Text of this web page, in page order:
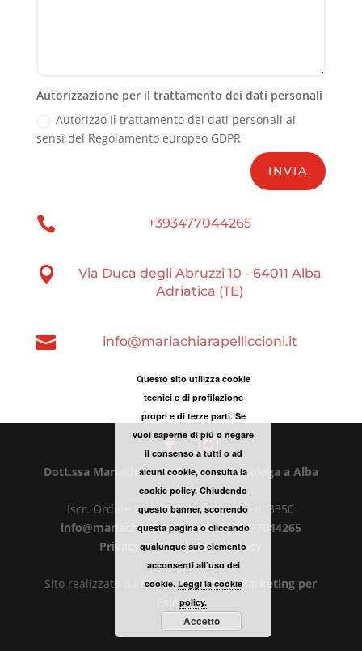
Autorizzazione per il trattamento dei dati personali
Autorizzo il trattamento dei dati personali ai
sensi del Regolamento europeo GDPR
INVIA
 +393477044265

Via Duca degli Abruzzi 10 - 64011 Alba
Adriatica (TE)
 info@mariachiarapelliccioni.it
Dott.ssa Mariachiara Pelliccioni - Psicologa a Alba
Adriatica
Iscr. Ordine Psicologi dell'Abruzzo n. 3350
info@mariachiarapelliccioni.it-3477044265
Privacy Policy-Cookie Policy
Sito realizzato da Rocco Iannalfo&Marketing per
Psicologi
Questo sito utilizza cookie
tecnici e di profilazione
propri e di terze parti. Se
vuoi saperne di più o negare
il consenso a tutti o ad
alcuni cookie, consulta la
cookie policy. Chiudendo
questo banner, scorrendo
questa pagina o cliccando
qualunque suo elemento
acconsenti all’uso dei
cookie. Leggi la cookie
policy.
Accetto